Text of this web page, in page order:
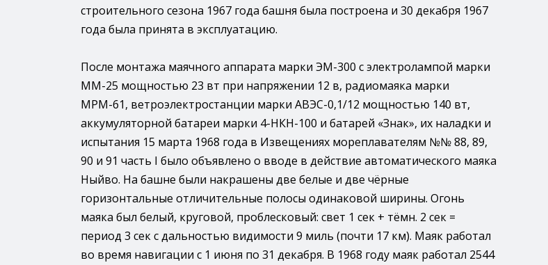
строительного сезона 1967 года башня была построена и 30 декабря 1967
года была принята в эксплуатацию.
После монтажа маячного аппарата марки ЭМ-300 с электролампой марки
ММ-25 мощностью 23 вт при напряжении 12 в, радиомаяка марки
МРМ-61, ветроэлектростанции марки АВЭС-0,1/12 мощностью 140 вт,
аккумуляторной батареи марки 4-НКН-100 и батарей «Знак», их наладки и
испытания 15 марта 1968 года в Извещениях мореплавателям №№ 88, 89,
90 и 91 часть I было объявлено о вводе в действие автоматического маяка
Ныйво. На башне были накрашены две белые и две чёрные
горизонтальные отличительные полосы одинаковой ширины. Огонь
маяка был белый, круговой, проблесковый: свет 1 сек + тёмн. 2 сек =
период 3 сек с дальностью видимости 9 миль (почти 17 км). Маяк работал
во время навигации с 1 июня по 31 декабря. В 1968 году маяк работал 2544